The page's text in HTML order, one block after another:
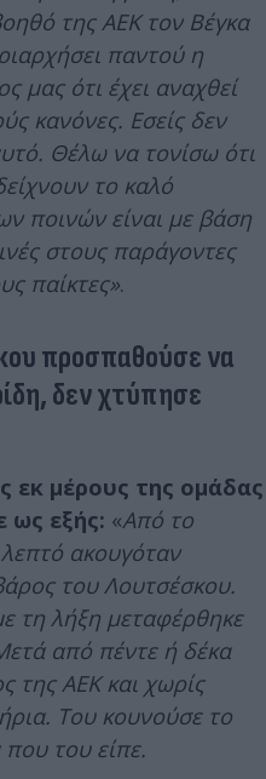
της ΑΕΚ τον Βέγκα
παντού η
μας ότι έχει αναχθεί
κανόνες. Εσείς δεν
Θέλω να τονίσω ότι
το καλό
ποινών είναι με βάση
στους παράγοντες
παίκτες».
προσπαθούσε να
δεν χτύπησε
εκ μέρους της ομάδας
ως εξής: «Από το
ακουγόταν
του Λουτσέσκου.
τη λήξη μεταφέρθηκε
από πέντε ή δέκα
της ΑΕΚ και χωρίς
Του κουνούσε το
του είπε.